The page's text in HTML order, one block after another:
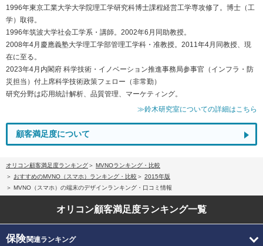
1996年東京工業大学大学院理工学研究科博士課程経営工学専攻修了。博士（工
学）取得。
1996年筑波大学社会工学系・講師。2002年6月同助教授。
2008年4月慶應義塾大学理工学部管理工学科・准教授。2011年4月同教授、現
在に至る。
2023年4月内閣府 科学技術・イノベーション推進事務局参事官（インフラ・防
災担当）付上席科学技術政策フェロー（非常勤）
研究分野は応用統計解析、品質管理、マーケティング。
≫鈴木研究室についての詳細はこちら
顧客満足度について
オリコン顧客満足度ランキング
MVNOランキング・比較
おすすめのMVNO（スマホ）ランキング・比較
2015年版
MVNO（スマホ）の端末のデザインランキング・口コミ情報
オリコン顧客満足度ランキング一覧
保険関連ランキング